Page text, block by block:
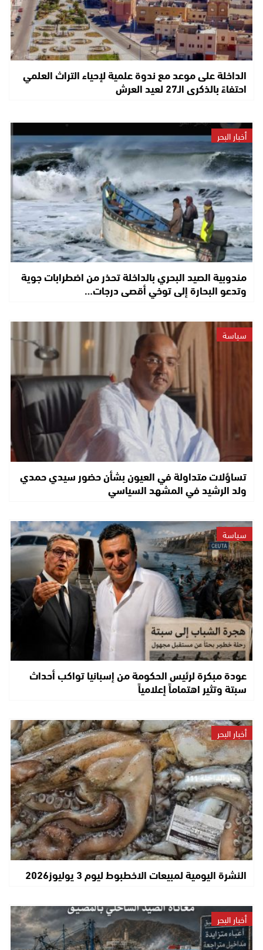
الداخلة على موعد مع ندوة علمية لإحياء التراث العلمي
احتفاءً بالذكرى الـ27 لعيد العرش
أخبار البحر
مندوبية الصيد البحري بالداخلة تحذر من اضطرابات جوية
وتدعو البحارة إلى توخي أقصى درجات…
سياسة
تساؤلات متداولة في العيون بشأن حضور سيدي حمدي
ولد الرشيد في المشهد السياسي
سياسة
عودة مبكرة لرئيس الحكومة من إسبانيا تواكب أحداث
سبتة وتثير اهتماماً إعلامياً
أخبار البحر
النشرة اليومية لمبيعات الاخطبوط ليوم 3 يوليوز2026
أخبار البحر